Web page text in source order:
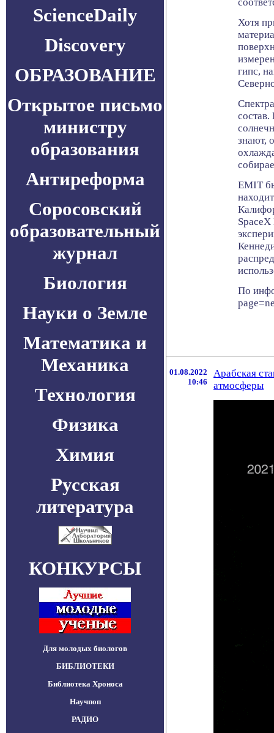
ScienceDaily
Discovery
ОБРАЗОВАНИЕ
Открытое письмо
министру
образования
Антиреформа
Соросовский
образовательный
журнал
Биология
Науки о Земле
Математика и
Механика
Технология
Физика
Химия
Русская
литература
КОНКУРСЫ
Для молодых биологов
БИБЛИОТЕКИ
Библиотека Хроноса
Научпоп
РАДИО
Хотя
гипс,
знают,
EMIT
По
01.08.2022
10:46
Арабская
атмосферы